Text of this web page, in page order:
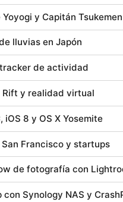
Yoyogi y Capitán Tsukemen
lluvias en Japón
de actividad
Rift y realidad virtual
iOS 8 y OS X Yosemite
San Francisco y startups
de fotografía con
con Synology NAS y